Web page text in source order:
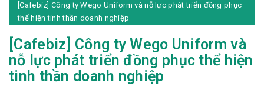
[Cafebiz] Công ty Wego Uniform và nỗ lực phát triển đồng phục
thể hiện tinh thần doanh nghiệp
[Cafebiz] Công ty Wego Uniform và
nỗ lực phát triển đồng phục thể hiện
tinh thần doanh nghiệp